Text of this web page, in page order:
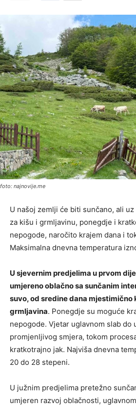
foto: najnovije.me
U našoj zemlji će biti sunčano, ali
za kišu i grmljavinu, ponegdje i
nepogode, naročito krajem dana i
Maksimalna dnevna temperatura
U sjevernim predjelima u prvom
umjereno oblačno sa sunčanim
suvo, od sredine dana mjestimično
grmljavina. Ponegdje su moguće
nepogode. Vjetar uglavnom slab do
promjenljivog smjera, tokom
kratkotrajno jak. Najviša dnevna
20 do 28 stepeni.
U južnim predjelima pretežno
umjeren razvoj oblačnosti,